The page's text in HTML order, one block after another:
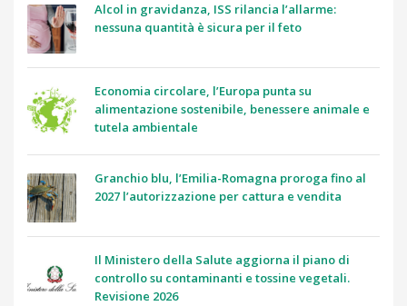
Alcol in gravidanza, ISS rilancia l’allarme:
nessuna quantità è sicura per il feto
Economia circolare, l’Europa punta su
alimentazione sostenibile, benessere animale e
tutela ambientale
Granchio blu, l’Emilia-Romagna proroga fino al
2027 l’autorizzazione per cattura e vendita
Il Ministero della Salute aggiorna il piano di
controllo su contaminanti e tossine vegetali.
Revisione 2026